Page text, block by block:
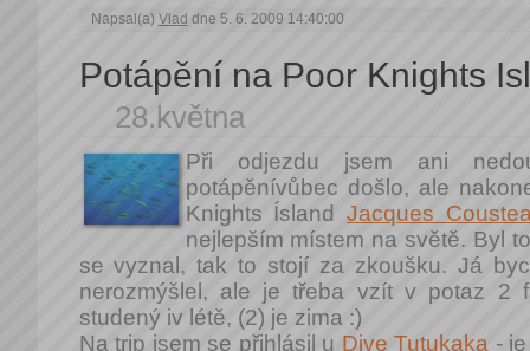
Napsal(a) Vlad dne 5. 6. 2009 14:40:00
Potápění na Poor Knights
28.května
Při odjezdu jsem ani
potápěnívůbec došlo, ale
Knights Ísland Jacques
nejlepším místem na světě. Byl
se vyznal, tak to stojí za zkoušku. Já
nerozmýšlel, ale je třeba vzít v potaz 2
studený iv létě, (2) je zima :)
Na trip jsem se přihlásil u Dive Tutukaka -